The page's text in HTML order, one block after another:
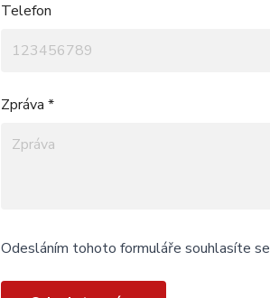
Telefon
Zpráva *
Odesláním tohoto formuláře souhlasíte se